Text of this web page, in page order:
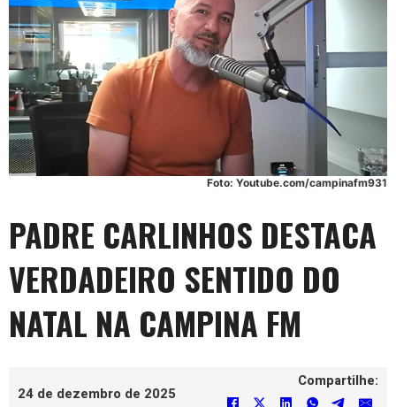
Foto: Youtube.com/campinafm931
PADRE CARLINHOS DESTACA
VERDADEIRO SENTIDO DO
NATAL NA CAMPINA FM
24 de dezembro de 2025
Compartilhe: